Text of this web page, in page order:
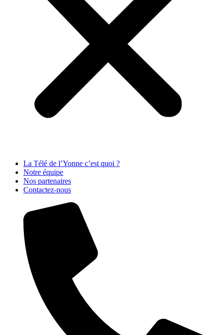
La Télé de l’Yonne c’est quoi ?
Notre équipe
Nos partenaires
Contactez-nous